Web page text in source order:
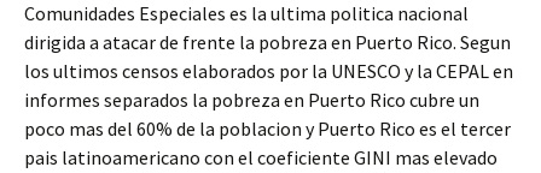
Comunidades Especiales es la ultima politica nacional
dirigida a atacar de frente la pobreza en Puerto Rico. Segun
los ultimos censos elaborados por la UNESCO y la CEPAL en
informes separados la pobreza en Puerto Rico cubre un
poco mas del 60% de la poblacion y Puerto Rico es el tercer
pais latinoamericano con el coeficiente GINI mas elevado